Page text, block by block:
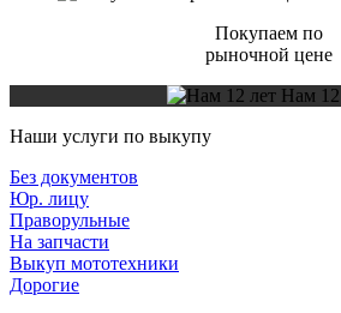
Покупаем по
рыночной цене
Нам 12
Наши услуги по выкупу
Без документов
Юр. лицу
Праворульные
На запчасти
Выкуп мототехники
Дорогие